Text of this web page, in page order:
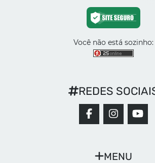
Você não está sozinho:
MENU
REDES